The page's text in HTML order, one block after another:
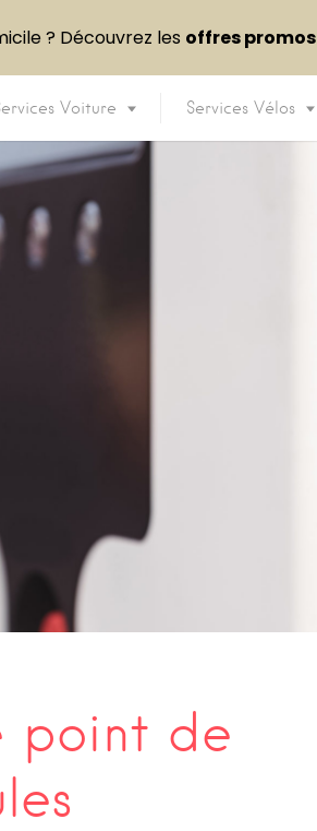
Voiture Services Vélos
point de
? Découvrez les offres promos